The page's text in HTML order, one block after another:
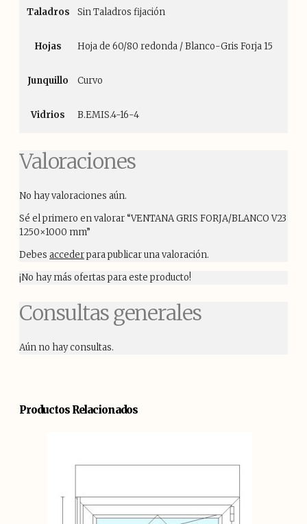
Taladros Sin Taladros fijación
Hojas Hoja de 60/80 redonda / Blanco-Gris Forja 15
Junquillo Curvo
Vidrios B.EMIS.4-16-4
Valoraciones
No hay valoraciones aún.
Sé el primero en valorar “VENTANA GRIS FORJA/BLANCO V23
1250×1000 mm”
Debes accederpara publicar una valoración.
¡No hay más ofertas para este producto!
Consultas generales
Aún no hay consultas.
Productos Relacionados